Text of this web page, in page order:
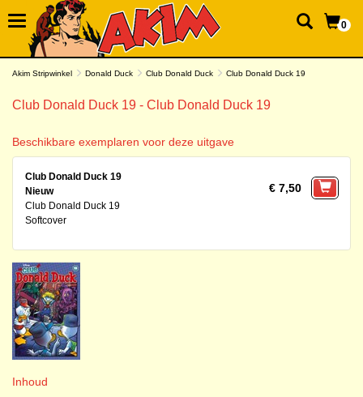
0
Akim Stripwinkel Donald Duck Club Donald Duck Club Donald Duck 19
Club Donald Duck 19 - Club Donald Duck 19
Beschikbare exemplaren voor deze uitgave
Club Donald Duck 19
Nieuw
Club Donald Duck 19
Softcover
€ 7,50
Inhoud